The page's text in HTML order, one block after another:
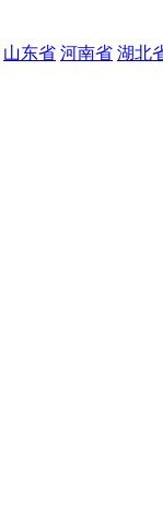
山东省 河南省 湖北